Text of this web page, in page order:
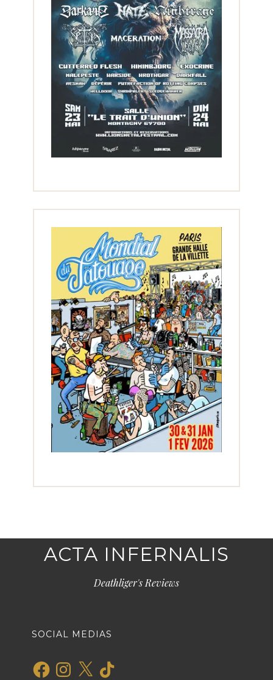
ACTA INFERNALIS
Deathliger's Reviews
SOCIAL MEDIAS
FacebookInstagram
X TikTok